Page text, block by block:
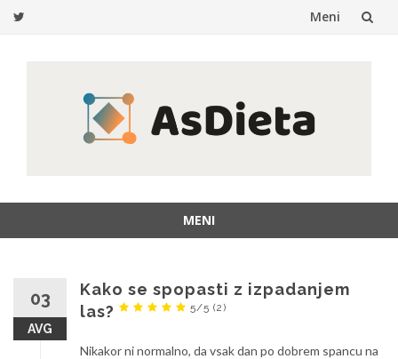
Meni
MENI
03
AVG
Kako se spopasti z izpadanjem
las?
5/5 (2)
Nikakor ni normalno, da vsak dan po dobrem spancu na